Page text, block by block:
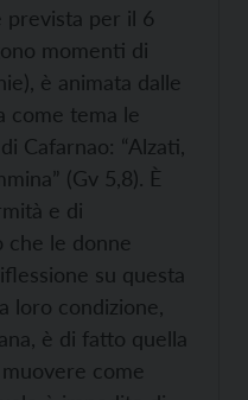
prevista per il 6
momenti di
è animata dalle
come tema le
Cafarnao: “Alzati,
(Gv 5,8). È
e di
che le donne
su questa
loro condizione,
è di fatto quella
come